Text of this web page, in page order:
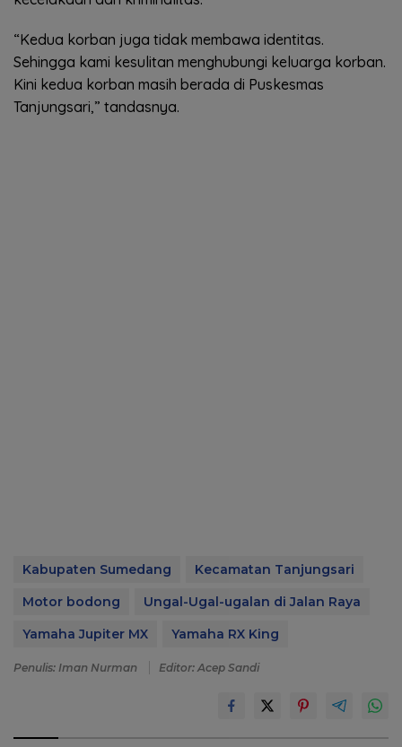
“Kedua korban juga tidak membawa identitas.
Sehingga kami kesulitan menghubungi keluarga korban.
Kini kedua korban masih berada di Puskesmas
Tanjungsari,” tandasnya.
Kabupaten Sumedang
Kecamatan Tanjungsari
Motor bodong
Ungal-Ugal-ugalan di Jalan Raya
Yamaha Jupiter MX
Yamaha RX King
Penulis: Iman Nurman Editor: Acep Sandi